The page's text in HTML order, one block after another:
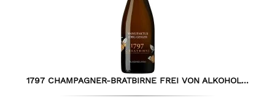
1797 CHAMPAGNER-BRATBIRNE FREI VON ALKOHOL...